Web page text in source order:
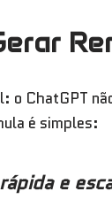
ChatGPT
é simples:
e